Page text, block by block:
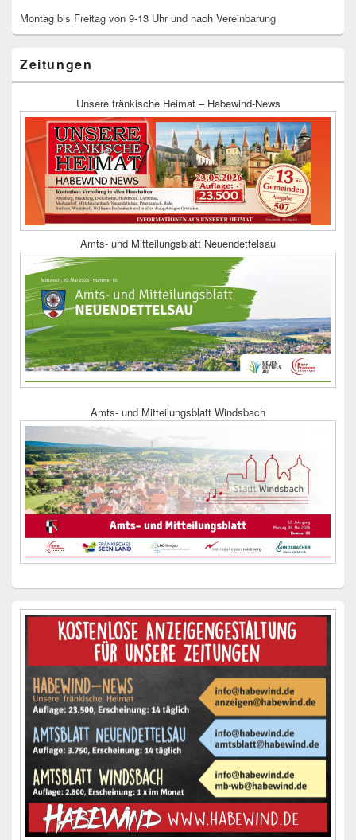
Montag bis Freitag von 9-13 Uhr und nach Vereinbarung
Zeitungen
Unsere fränkische Heimat – Habewind-News
Amts- und Mitteilungsblatt Neuendettelsau
Amts- und Mitteilungsblatt Windsbach